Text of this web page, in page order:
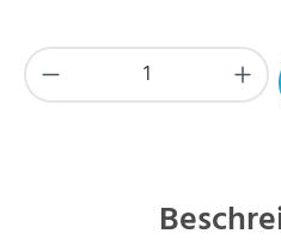
Produkt Anzahl: